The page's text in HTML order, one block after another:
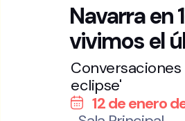
Navarra en
vivimos el
Conversaciones
eclipse'
12 de enero